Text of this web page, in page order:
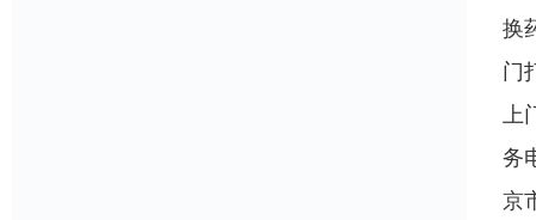
换
门
上
务
京